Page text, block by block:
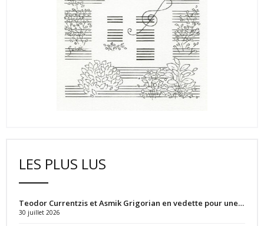
LES PLUS LUS
Teodor Currentzis et Asmik Grigorian en vedette pour une…
30 juillet 2026